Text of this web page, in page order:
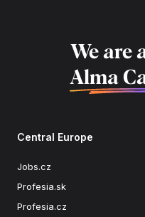
We are
Alma
Central Europe
Jobs.cz
Profesia.sk
Profesia.cz